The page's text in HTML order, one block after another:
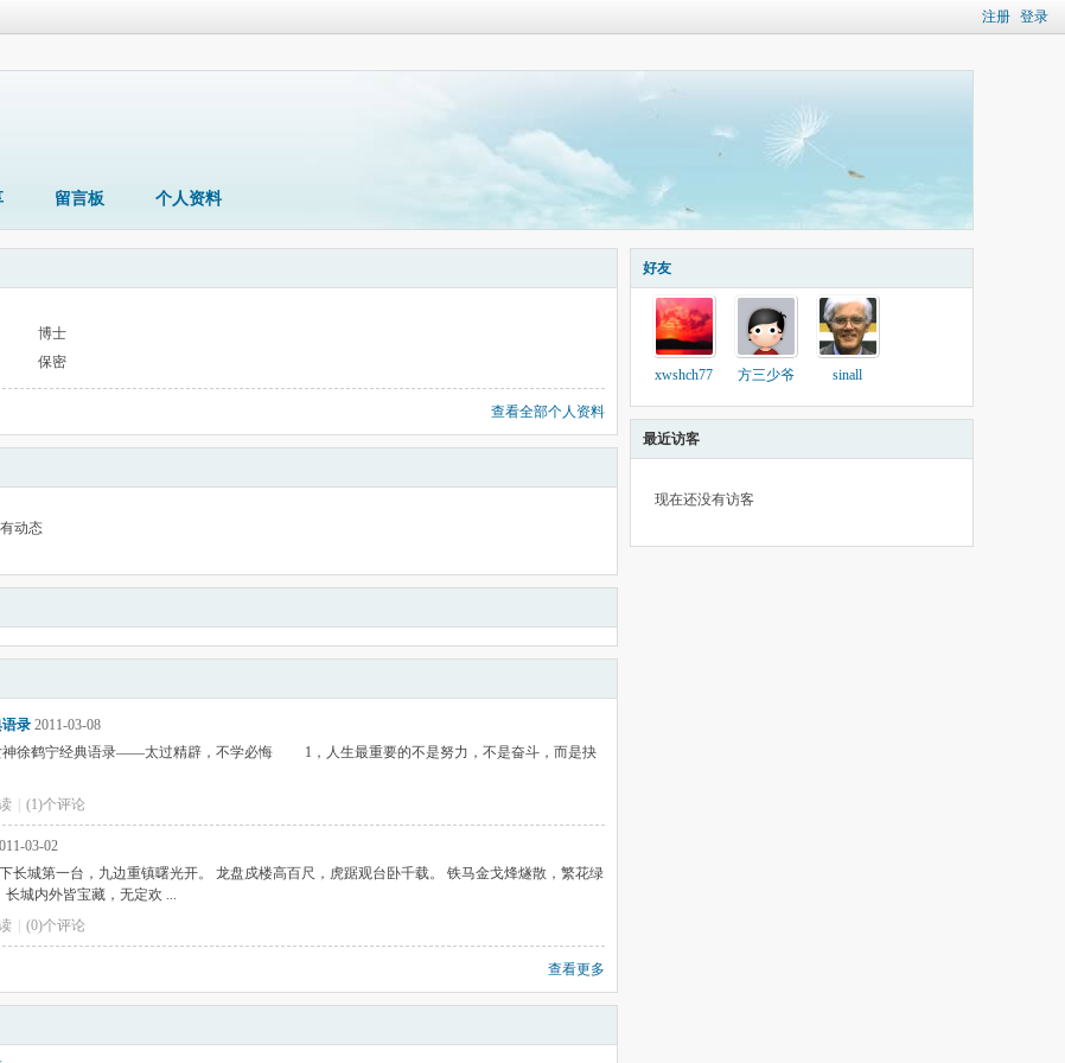
注册 登录
留言板 个人资料
博士
保密
查看全部个人资料
动态
录 2011-03-08
神徐鹤宁经典语录——太过精辟，不学必悔 1，人生最重要的不是努力，不是奋斗，而是抉
(1)个评论
03-02
长城第一台，九边重镇曙光开。 龙盘戍楼高百尺，虎踞观台卧千载。 铁马金戈烽燧散，繁花绿
长城内外皆宝藏，无定欢 ...
(0)个评论
查看更多
好友
xwshch77 方三少爷 sinall
最近访客
现在还没有访客